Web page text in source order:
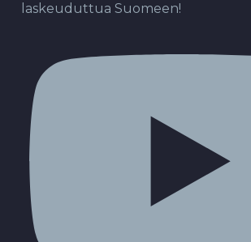
laskeuduttua Suomeen!